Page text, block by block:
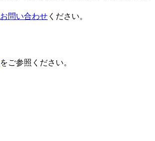
お問い合わせ ください。
をご参照ください。